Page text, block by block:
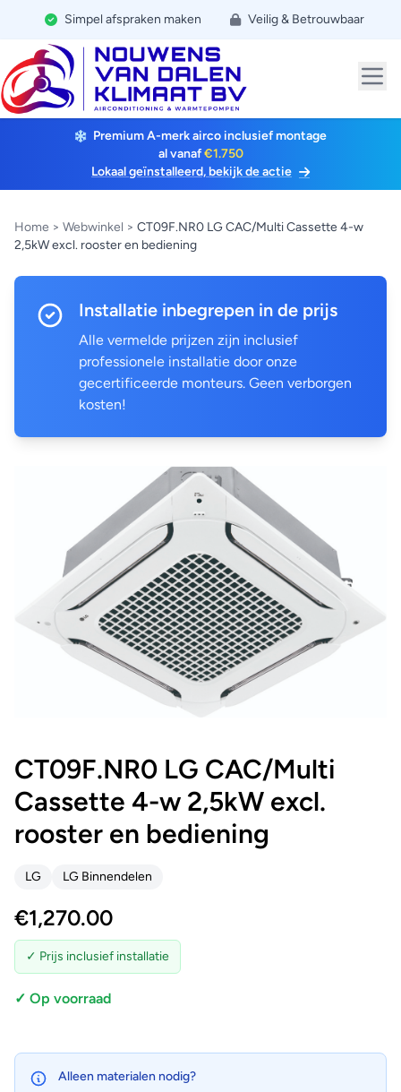
Simpel afspraken maken Veilig & Betrouwbaar
Premium A-merk airco inclusief montage
al vanaf€1.750
Lokaal geïnstalleerd, bekijk de actie
Home > Webwinkel > CT09F.NR0 LG CAC/Multi Cassette 4-w
2,5kW excl. rooster en bediening
Installatie inbegrepen in de prijs
Alle vermelde prijzen zijn inclusief
professionele installatie door onze
gecertificeerde monteurs. Geen verborgen
kosten!
CT09F.NR0 LG CAC/Multi
Cassette 4-w 2,5kW excl.
rooster en bediening
LG LG Binnendelen
€1,270.00
✓ Prijs inclusief installatie
✓ Op voorraad
Alleen materialen nodig?